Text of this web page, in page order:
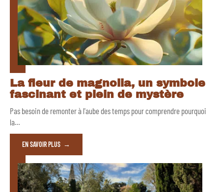
La fleur de magnolia, un symbole
fascinant et plein de mystère
Pas besoin de remonter à l'aube des temps pour comprendre pourquoi
la…
EN SAVOIR PLUS